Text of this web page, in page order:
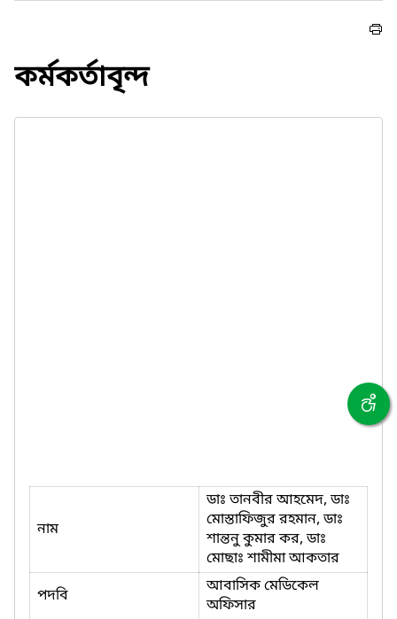
কর্মকর্তাবৃন্দ
নাম
ডাঃ তানবীর আহমেদ, ডাঃ
মোস্তাফিজুর রহমান, ডাঃ
শান্তনু কুমার কর, ডাঃ
মোছাঃ শামীমা আকতার
পদবি
আবাসিক মেডিকেল
অফিসার